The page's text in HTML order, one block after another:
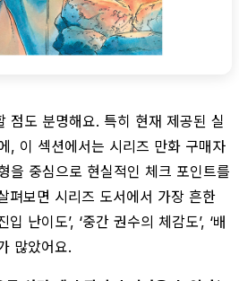
점도 분명해요. 특히 현재 제공된 실
, 이 섹션에서는 시리즈 만화 구매자
을 중심으로 현실적인 체크 포인트를
펴보면 시리즈 도서에서 가장 흔한
난이도’, ‘중간 권수의 체감도’, ‘배
많았어요.